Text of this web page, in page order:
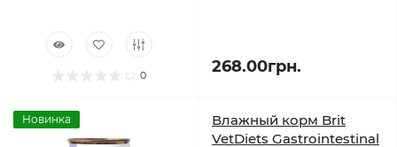
0 268.00грн.
Новинка
Влажный корм Brit
VetDiets Gastrointestinal